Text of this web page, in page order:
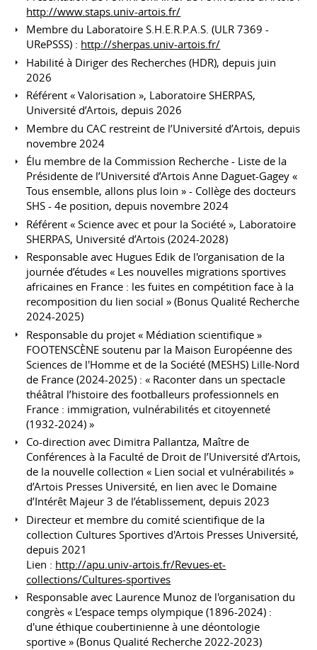
http://www.staps.univ-artois.fr/
Membre du Laboratoire S.H.E.R.P.A.S. (ULR 7369 -
URePSSS) : http://sherpas.univ-artois.fr/
Habilité à Diriger des Recherches (HDR), depuis juin
2026
Référent « Valorisation », Laboratoire SHERPAS,
Université d’Artois, depuis 2026
Membre du CAC restreint de l’Université d’Artois, depuis
novembre 2024
Élu membre de la Commission Recherche - Liste de la
Présidente de l’Université d’Artois Anne Daguet-Gagey «
Tous ensemble, allons plus loin » - Collège des docteurs
SHS - 4e position, depuis novembre 2024
Référent « Science avec et pour la Société », Laboratoire
SHERPAS, Université d’Artois (2024-2028)
Responsable avec Hugues Edik de l'organisation de la
journée d’études « Les nouvelles migrations sportives
africaines en France : les fuites en compétition face à la
recomposition du lien social » (Bonus Qualité Recherche
2024-2025)
Responsable du projet « Médiation scientifique »
FOOTENSCÈNE soutenu par la Maison Européenne des
Sciences de l'Homme et de la Société (MESHS) Lille-Nord
de France (2024-2025) : « Raconter dans un spectacle
théâtral l’histoire des footballeurs professionnels en
France : immigration, vulnérabilités et citoyenneté
(1932-2024) »
Co-direction avec Dimitra Pallantza, Maître de
Conférences à la Faculté de Droit de l’Université d’Artois,
de la nouvelle collection « Lien social et vulnérabilités »
d’Artois Presses Université, en lien avec le Domaine
d’Intérêt Majeur 3 de l’établissement, depuis 2023
Directeur et membre du comité scientifique de la
collection Cultures Sportives d'Artois Presses Université,
depuis 2021
Lien : http://apu.univ-artois.fr/Revues-et-
collections/Cultures-sportives
Responsable avec Laurence Munoz de l'organisation du
congrès « L’espace temps olympique (1896-2024) :
d'une éthique coubertinienne à une déontologie
sportive » (Bonus Qualité Recherche 2022-2023)